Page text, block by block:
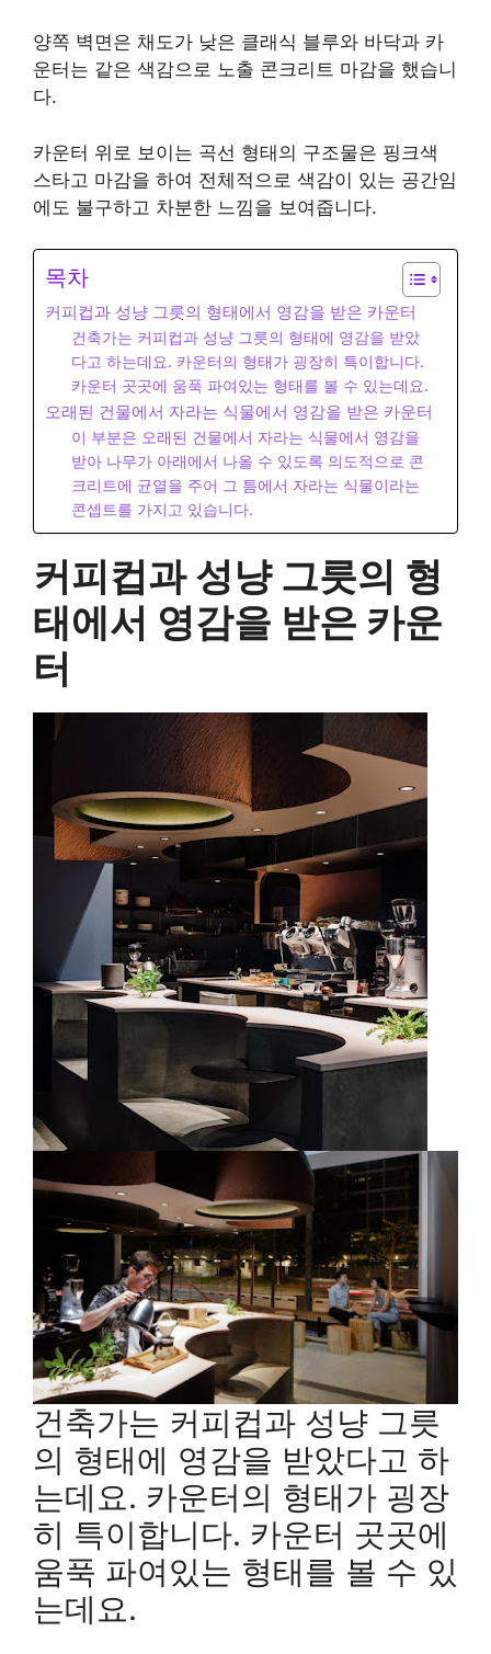
양쪽 벽면은 채도가 낮은 클래식 블루와 바닥과 카
운터는 같은 색감으로 노출 콘크리트 마감을 했습니
다.
카운터 위로 보이는 곡선 형태의 구조물은 핑크색
스타고 마감을 하여 전체적으로 색감이 있는 공간임
에도 불구하고 차분한 느낌을 보여줍니다.
목차
커피컵과 성냥 그릇의 형태에서 영감을 받은 카운터
건축가는 커피컵과 성냥 그릇의 형태에 영감을 받았
다고 하는데요. 카운터의 형태가 굉장히 특이합니다.
카운터 곳곳에 움푹 파여있는 형태를 볼 수 있는데요.
오래된 건물에서 자라는 식물에서 영감을 받은 카운터
이 부분은 오래된 건물에서 자라는 식물에서 영감을
받아 나무가 아래에서 나올 수 있도록 의도적으로 콘
크리트에 균열을 주어 그 틈에서 자라는 식물이라는
콘셉트를 가지고 있습니다.
커피컵과 성냥 그릇의 형
태에서 영감을 받은 카운
터
건축가는 커피컵과 성냥 그릇
의 형태에 영감을 받았다고 하
는데요. 카운터의 형태가 굉장
히 특이합니다. 카운터 곳곳에
움푹 파여있는 형태를 볼 수 있
는데요.